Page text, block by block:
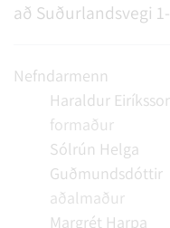
að Suðurlandsvegi
Nefndarmenn
Haraldur
formaður
Sólrún Helga
Guðmundsdóttir
aðalmaður
Margrét Harpa